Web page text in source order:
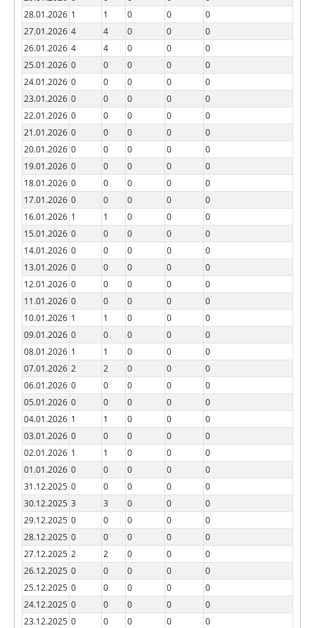
28.01.2026 1 1 0 0
0
27.01.2026 4 4 0 0
0
26.01.2026 4 4 0 0
0
25.01.2026 0 0 0 0
0
24.01.2026 0 0 0 0
0
23.01.2026 0 0 0 0
0
22.01.2026 0 0 0 0
0
21.01.2026 0 0 0 0
0
20.01.2026 0 0 0 0
0
19.01.2026 0 0 0 0
0
18.01.2026 0 0 0 0
0
17.01.2026 0 0 0 0
0
16.01.2026 1 1 0 0
0
15.01.2026 0 0 0 0
0
14.01.2026 0 0 0 0
0
13.01.2026 0 0 0 0
0
12.01.2026 0 0 0 0
0
11.01.2026 0 0 0 0
0
10.01.2026 1 1 0 0
0
09.01.2026 0 0 0 0
0
08.01.2026 1 1 0 0
0
07.01.2026 2 2 0 0
0
06.01.2026 0 0 0 0
0
05.01.2026 0 0 0 0
0
04.01.2026 1 1 0 0
0
03.01.2026 0 0 0 0
0
02.01.2026 1 1 0 0
0
01.01.2026 0 0 0 0
0
31.12.2025 0 0 0 0
0
30.12.2025 3 3 0 0
0
29.12.2025 0 0 0 0
0
28.12.2025 0 0 0 0
0
27.12.2025 2 2 0 0
0
26.12.2025 0 0 0 0
0
25.12.2025 0 0 0 0
0
24.12.2025 0 0 0 0
0
23.12.2025 0 0 0 0
0